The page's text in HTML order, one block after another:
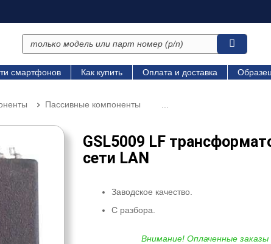
смартфонов Как купить Оплата и доставка
Пассивные компоненты
GSL5009 LF
сети LAN
Заводское качество.
С разбора.
Внимание! Оплаченные заказы